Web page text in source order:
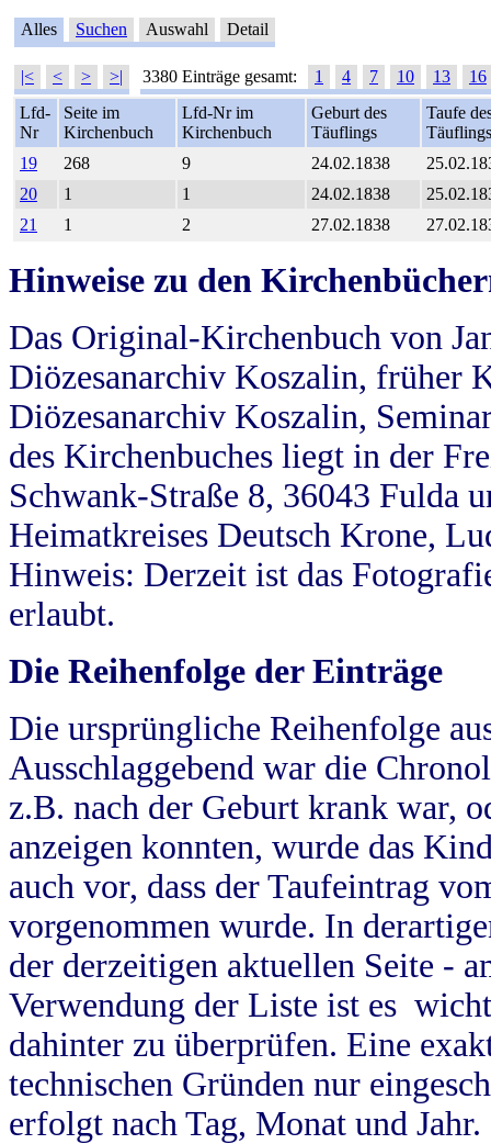
Alles Suchen Auswahl Detail
|< < > >| 3380 Einträge gesamt: 1 4 7 10 13
16
Lfd-
Nr
Seite im
Kirchenbuch
Lfd-Nr im
Kirchenbuch
Geburt des
Täuflings
Taufe
Täuflings
19
268 9 24.02.1838
20
1 1 24.02.1838
21
1 2 27.02.1838
Hinweise zu den
Das Original-Kirchenbuch von
Diözesanarchiv Koszalin, früher
Diözesanarchiv Koszalin,
des Kirchenbuches liegt in der
Schwank-Straße 8, 36043 Fulda
Heimatkreises Deutsch Krone,
Hinweis: Derzeit ist das
erlaubt.
Die Reihenfolge der Einträge
Die ursprüngliche Reihenfolge
Ausschlaggebend war die
z.B. nach der Geburt krank war,
anzeigen konnten, wurde das
auch vor, dass der Taufeintrag
vorgenommen wurde. In
der derzeitigen aktuellen Seite -
Verwendung der Liste ist es
dahinter zu überprüfen. Eine
technischen Gründen nur
erfolgt nach Tag, Monat und Jahr.